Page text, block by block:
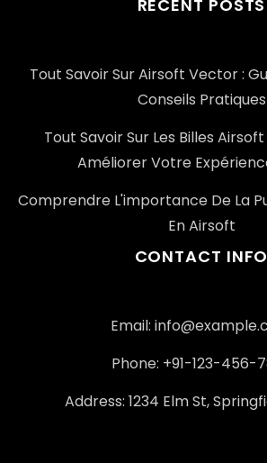
RECENT POSTS
Tout Savoir Sur Airsoft Vector :
Conseils Pratiques
Tout Savoir Sur Les Billes
Améliorer Votre
Comprendre L'importance De La
En Airsoft
CONTACT INFO
Email:
Phone: +91-123-456-
Address: 1234 Elm St,